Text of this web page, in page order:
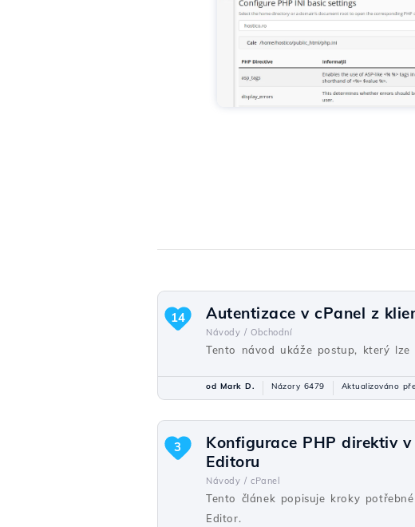
Autentizace v cPanel z
Návody / Obchodní
Tento návod ukáže postup, který
14
od Mark D. Názory 6479 Aktualizováno
Konfigurace PHP direktiv
Editoru
Návody / cPanel
Tento článek popisuje kroky
Editor.
3